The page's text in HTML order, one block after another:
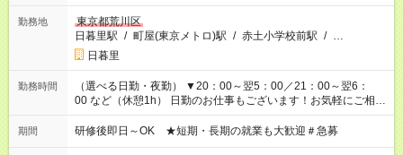
勤務地
東京都荒川区
日暮里駅 / 町屋(東京メトロ)駅 / 赤土小学校前駅 / …
日暮里
勤務時間
（選べる日勤・夜勤） ▼20：00～翌5：00／21：00～翌6：
00 など（休憩1h） 日勤のお仕事もございます！お気軽にご相談
ください！
期間 研修後即日～OK ★短期・長期の就業も大歓迎＃急募